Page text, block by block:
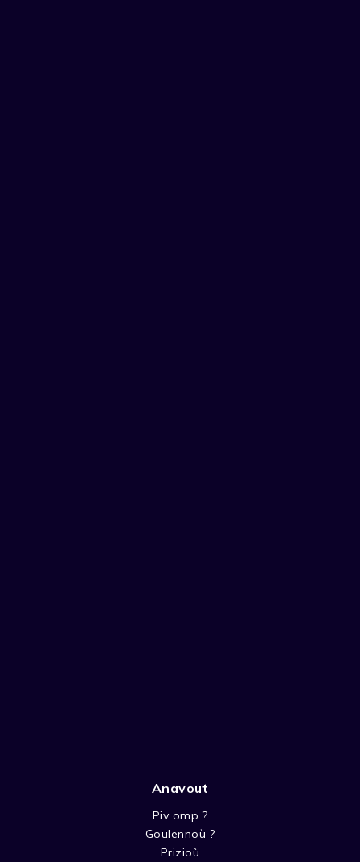
Anavout
Piv omp ?
Goulennoù ?
Prizioù